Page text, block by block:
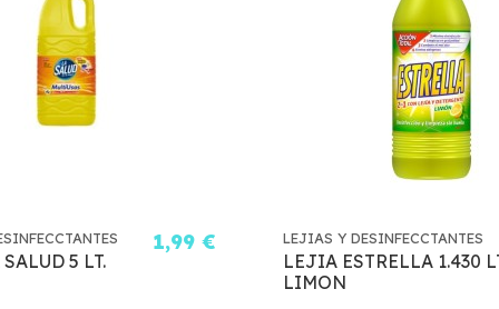
LEJIAS Y DESINFECCTANTES
LEJIA EL
0,49 € LEJIAS Y
LEJIA LA